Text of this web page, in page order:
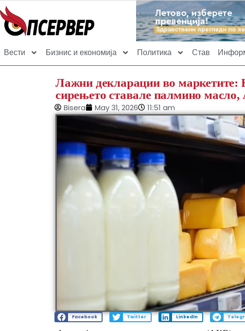
Вести Бизнис и економија Политика Став
Лажни декларации во маркетите:
сирењето ставале палмино
Bisera May 31, 2026 11:51 am
Facebook Twitter LinkedIn